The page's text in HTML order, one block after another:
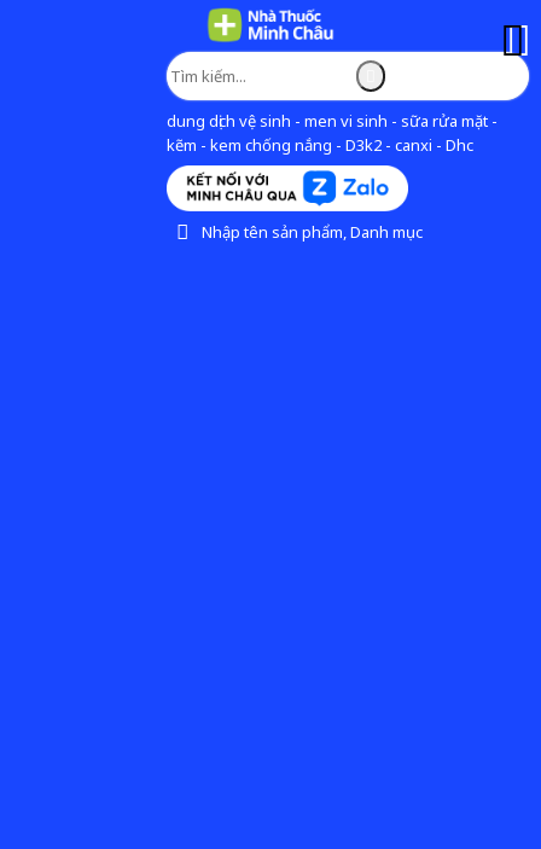
dung dịch vệ sinh - men vi sinh - sữa rửa mặt -
kẽm - kem chống nắng - D3k2 - canxi - Dhc
Nhập tên sản phẩm, Danh mục